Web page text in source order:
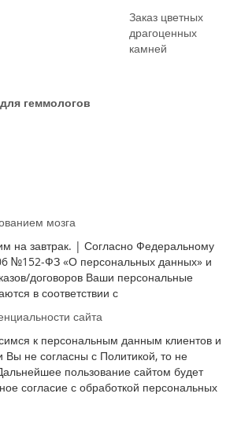
Заказ цветных
драгоценных
камней
геммологов
мозга
на завтрак. | Согласно Федеральному
№152-ФЗ «О персональных данных» и
договоров Ваши персональные
в соответствии с
сайта
к персональным данным клиентов и
не согласны с Политикой, то не
пользование сайтом будет
согласие с обработкой персональных